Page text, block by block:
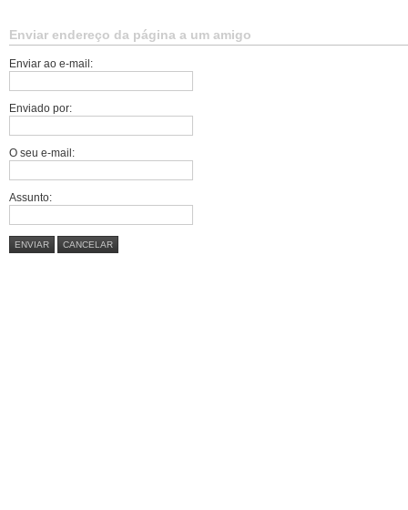
Enviar endereço da página a um amigo
Enviar ao e-mail:
Enviado por:
O seu e-mail:
Assunto:
ENVIAR CANCELAR